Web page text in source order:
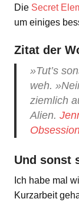
Die Secret
um einiges
Zitat der
»Tut’s
weh.
ziemlich
Alien.
Und sonst
Ich habe mal
Kurzarbeit